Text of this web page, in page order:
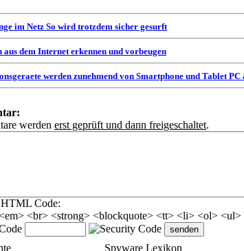
im Netz So wird trotzdem sicher gesurft
aus dem Internet erkennen und vorbeugen
werden zunehmend von Smartphone und Tablet PC
werden erst geprüft und dann freigeschaltet.
Code:
<br> <strong> <blockquote> <tt> <li> <ol> <ul>
Spyware Lexikon